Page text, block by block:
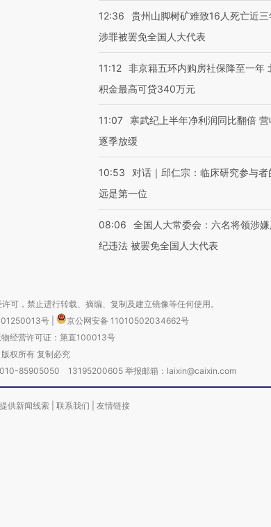
12:36
贵州山脚树矿难致16人死亡近三
涉罪被罢免全国人大代表
11:12 非京籍五环内购房社保降至一年
积金最高可贷340万元
11:07
寒武纪上半年净利润同比翻倍 营
逐季放缓
10:53
对话｜邱仁宗：临床研究参与者
远是第一位
08:06
全国人大常委会：六名将领涉
纪违法 被罢免全国人大代表
可，禁止进行转载、摘编、复制及建立镜像等任何使用。
号
京公网安备 11010502034662号
经营许可证：第直100013号
权所有 复制必究
010-85905050 13195200605 举报邮箱：laixin@caixin.com
提供新闻线索 联系我们 友情链接